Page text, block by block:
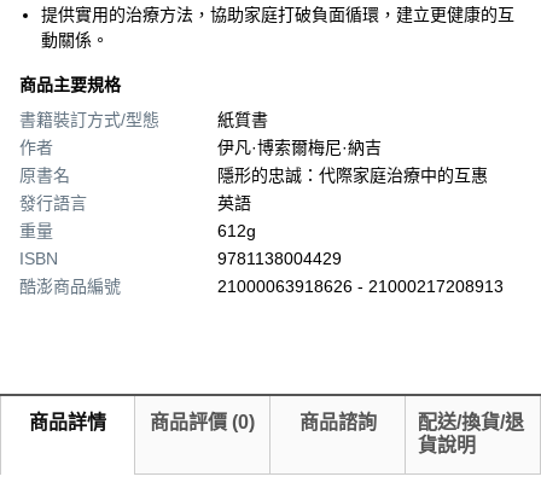
提供實用的治療方法，協助家庭打破負面循環，建立更健康的互
動關係。
商品主要規格
書籍裝訂方式/型態
紙質書
作者
伊凡·博索爾梅尼·納吉
原書名
隱形的忠誠：代際家庭治療中的互惠
發行語言
英語
重量
612g
ISBN
9781138004429
酷澎商品編號
21000063918626 - 21000217208913
商品詳情 商品評價 (0) 商品諮詢
配送/換貨/退
貨說明